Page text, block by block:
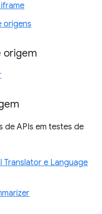
origens
origem
de APIs em testes de
Translator e Language